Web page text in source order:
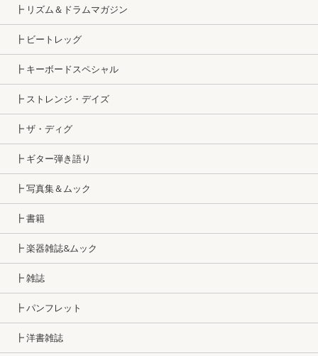
┣ リズム＆ドラムマガジン
┣ ビートレッグ
┣ キーボードスペシャル
┣ ストレンジ・デイズ
┣ ザ・ディグ
┣ ギター弾き語り
┣ 写真集＆ムック
┣ 書籍
┣ 楽器雑誌&ムック
┣ 雑誌
┣ パンフレット
┣ 洋書雑誌